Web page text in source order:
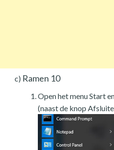
c) Ramen 10
Open het menu Start
(naast de knop